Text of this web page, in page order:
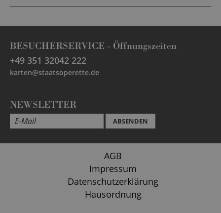
BESUCHERSERVICE - Öffnungszeiten
+49 351 32042 222
karten@staatsoperette.de
NEWSLETTER
ABSENDEN
AGB
Impressum
Datenschutzerklärung
Hausordnung